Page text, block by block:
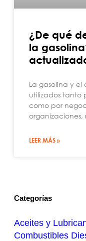
¿De qué
la
La gasolina y el
utilizados tanto
como por
organizaciones,
LEER MÁS »
Categorías
Aceites y
Combustibles